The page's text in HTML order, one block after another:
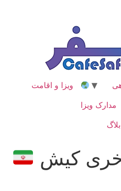
ویزا و اقامت
مدارک ویزا
کیش